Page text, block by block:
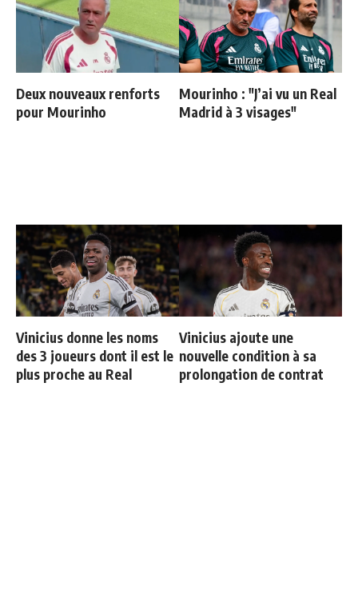
Deux nouveaux renforts
pour Mourinho
Mourinho : "J’ai vu un Real
Madrid à 3 visages"
Vinicius donne les noms
des 3 joueurs dont il est le
plus proche au Real
Vinicius ajoute une
nouvelle condition à sa
prolongation de contrat